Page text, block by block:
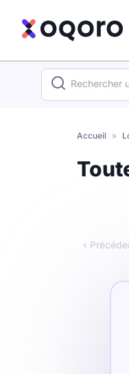
Votre
Résidence
Non
recherche
Accueil »
‹